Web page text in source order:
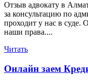
Отзыв адвокату в
за консультацию по
проходит у нас в суде.
наши права....
Читать
Онлайн заем